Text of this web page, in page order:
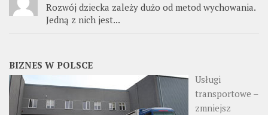
Rozwój dziecka zależy dużo od metod wychowania.
Jedną z nich jest...
BIZNES W POLSCE
Usługi
transportowe –
zmniejsz